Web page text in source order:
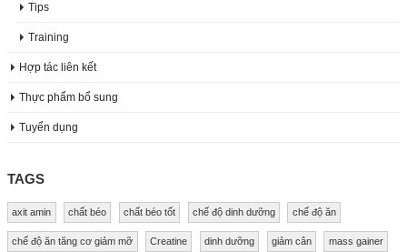
Tips
Training
Hợp tác liên kết
Thực phẩm bổ sung
Tuyển dụng
TAGS
axit amin chất béo chất béo tốt chế độ dinh dưỡng chế độ ăn
chế độ ăn tăng cơ giảm mỡ Creatine dinh dưỡng giảm cân mass gainer